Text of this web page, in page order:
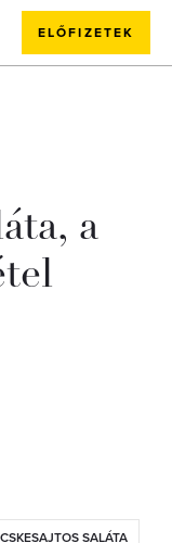
ELŐFIZETEK
a
SALÁTA